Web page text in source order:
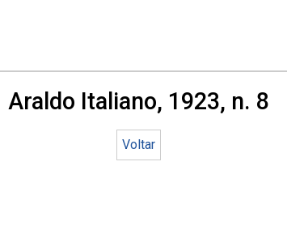
Araldo Italiano, 1923, n. 8
Voltar